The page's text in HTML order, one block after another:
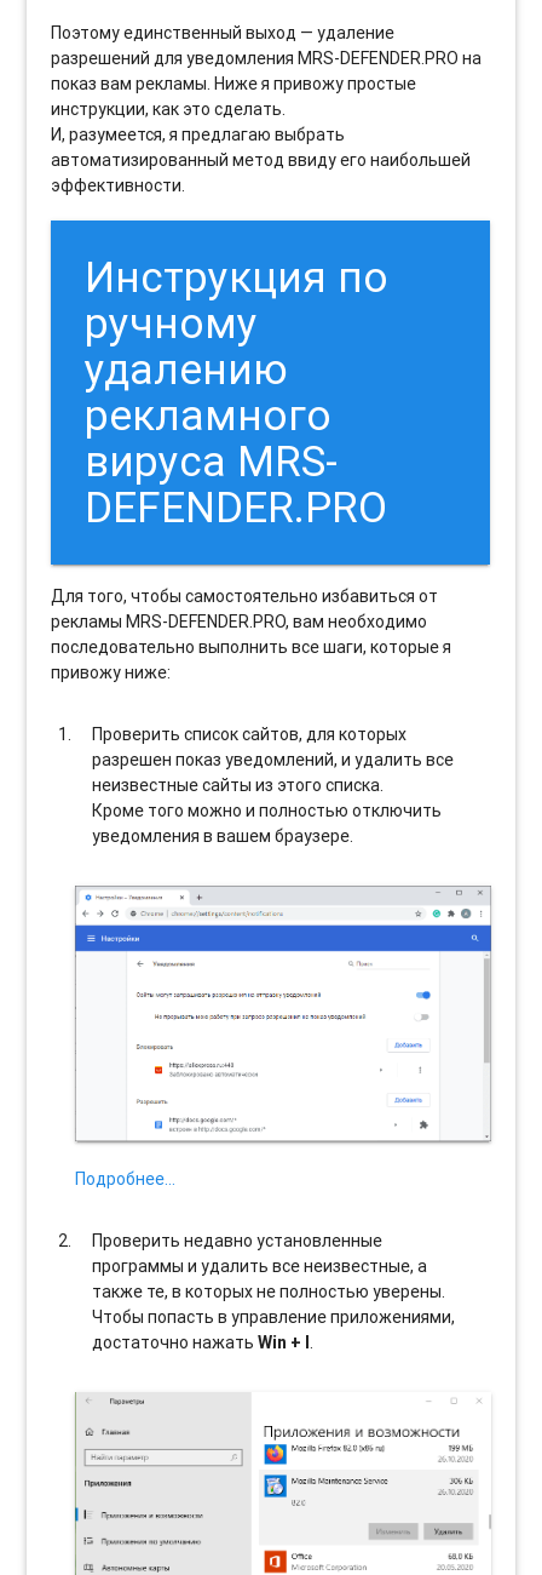
Поэтому единственный выход — удаление
разрешений для уведомления MRS-DEFENDER.PRO на
показ вам рекламы. Ниже я привожу простые
инструкции, как это сделать.
И, разумеется, я предлагаю выбрать
автоматизированный метод ввиду его наибольшей
эффективности.
Инструкция по
ручному
удалению
рекламного
вируса MRS-
DEFENDER.PRO
Для того, чтобы самостоятельно избавиться от
рекламы MRS-DEFENDER.PRO, вам необходимо
последовательно выполнить все шаги, которые я
привожу ниже:
Проверить список сайтов, для которых
разрешен показ уведомлений, и удалить все
неизвестные сайты из этого списка.
Кроме того можно и полностью отключить
уведомления в вашем браузере.
Подробнее…
Проверить недавно установленные
программы и удалить все неизвестные, а
также те, в которых не полностью уверены.
Чтобы попасть в управление приложениями,
достаточно нажатьWin + I.